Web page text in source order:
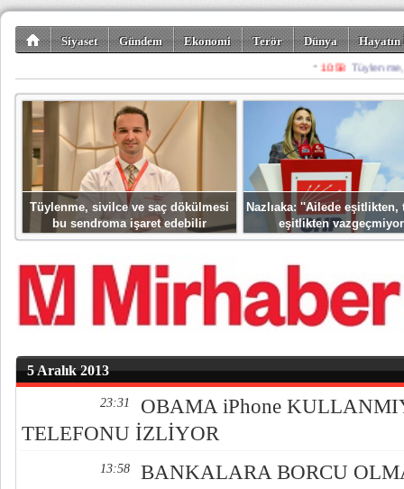
Siyaset Gündem Ekonomi Terör Dünya
Spor Misafir
Tüylenme, sivilce ve saç dökülmesi
bu sendroma işaret edebilir
Nazlıaka: ''Ailede eşitlikten,
eşitlikten
5 Aralık 2013
23:31
OBAMA iPhone
TELEFONU İZLİYOR
13:58
BANKALARA BORCU